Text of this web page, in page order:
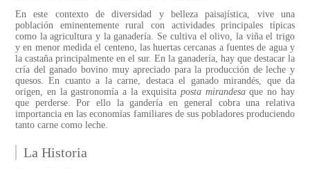
En este contexto de diversidad y belleza paisajística, vive una
población eminentemente rural con actividades principales típicas
como la agricultura y la ganadería. Se cultiva el olivo, la viña el trigo
y en menor medida el centeno, las huertas cercanas a fuentes de agua y
la castaña principalmente en el sur. En la ganadería, hay que destacar la
cría del ganado bovino muy apreciado para la producción de leche y
quesos. En cuanto a la carne, destaca el ganado mirandés, que da
origen, en la gastronomía a la exquisita posta mirandesaque no hay
que perderse. Por ello la gandería en general cobra una relativa
importancia en las economías familiares de sus pobladores produciendo
tanto carne como leche.
La Historia